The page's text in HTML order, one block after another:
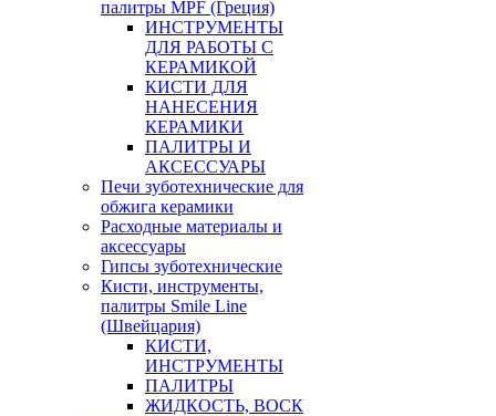
палитры MPF (Греция)
ИНСТРУМЕНТЫ
ДЛЯ РАБОТЫ С
КЕРАМИКОЙ
КИСТИ ДЛЯ
НАНЕСЕНИЯ
КЕРАМИКИ
ПАЛИТРЫ И
АКСЕССУАРЫ
Печи зуботехнические для
обжига керамики
Расходные материалы и
аксессуары
Гипсы зуботехнические
Кисти, инструменты,
палитры Smile Line
(Швейцария)
КИСТИ,
ИНСТРУМЕНТЫ
ПАЛИТРЫ
ЖИДКОСТЬ, ВОСК